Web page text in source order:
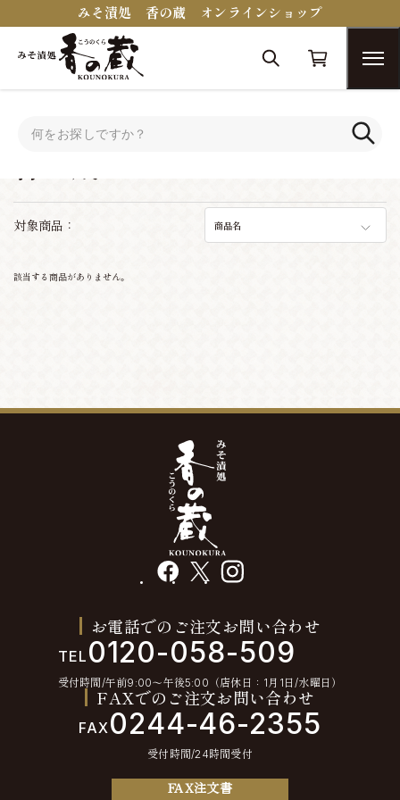
みそ漬処 香の蔵 オンラインショップ
対象商品： 商品名
該当する商品がありません。
facebook instagram
お電話でのご注文お問い合わせ
TEL 0120-058-509
受付時間/午前9:00〜午後5:00（店休日：1月1日/水曜日）
FAXでのご注文お問い合わせ
FAX0244-46-2355
受付時間/24時間受付
FAX注文書